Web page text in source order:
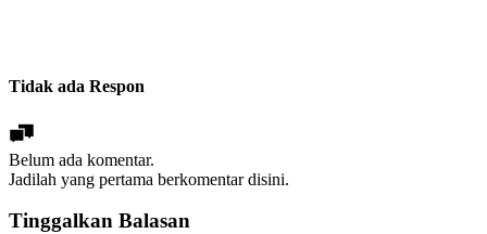
Tidak ada Respon
Belum ada komentar.
Jadilah yang pertama berkomentar disini.
Tinggalkan Balasan